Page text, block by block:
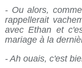
- Ou alors,
rappellerait
avec Ethan et
mariage à la
- Ah ouais, c'est